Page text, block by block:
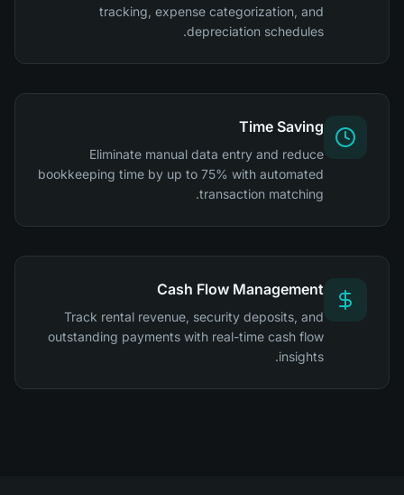
tracking, expense categorization, and
depreciation schedules.
Time Saving
Eliminate manual data entry and reduce
bookkeeping time by up to 75% with automated
transaction matching.
Cash Flow Management
Track rental revenue, security deposits, and
outstanding payments with real-time cash flow
insights.